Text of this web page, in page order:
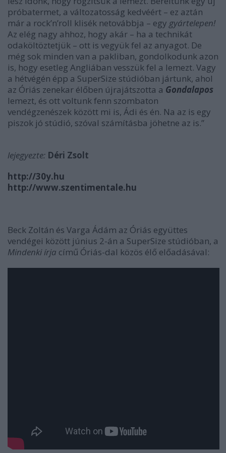
próbatermet, a változatosság kedvéért – ez aztán
már a rock’n’roll klisék netovábbja – egy gyártelepen!
Az elég nagy ahhoz, hogy akár – ha a technikát
odaköltöztetjük – ott is vegyük fel az anyagot. De
még sok minden van a pakliban, gondolkodunk azon
is, hogy esetleg Angliában vesszük fel a lemezt. Vagy
a hétvégén épp a SuperSize stúdióban jártunk, ahol
az Óriás zenekar élőben újrajátszotta a Gondalapos
lemezt, és ott voltunk fenn szombaton
vendégzenészek között mi is, Ádi és én. Na az is egy
piszok jó stúdió, szóval számításba jöhetne az is.”
lejegyezte: Déri Zsolt
http://30y.hu
http://www.szentimentale.hu
Beck Zoltán és Varga Ádám az Óriás együttes
vendégei között június 2-án a SuperSize stúdióban, a
Mindenki írja című Óriás-dal közös élő előadásával: